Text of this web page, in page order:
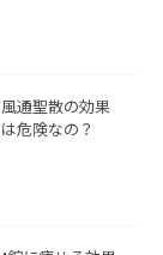
通聖散の効果
危険なの？